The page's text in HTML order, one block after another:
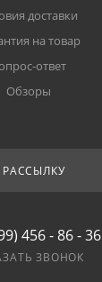
доставки
на товар
ответ
Обзоры
456 - 86 - 36
ЗВОНОК